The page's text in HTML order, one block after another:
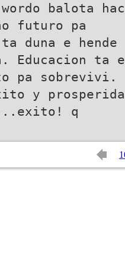
wordo balota
futuro pa
duna e
Educacion ta e
pa
y
q